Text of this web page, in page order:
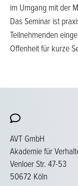
im Umgang mit der
Das Seminar ist
Teilnehmenden
Offenheit für kurze
AVT GmbH
Akademie für
Venloer Str. 47-53
50672 Köln